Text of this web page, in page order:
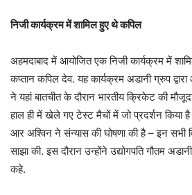
निजी कार्यक्रम में शामिल हुए थे कपिल
अहमदाबाद में आयोजित एक निजी कार्यक्रम में
कप्तान कपिल देव. यह कार्यक्रम अडानी ग्रुप
ने यहां बातचीत के दौरान भारतीय क्रिकेट की मौजूदा
हाल ही में खेले गए टेस्ट मैचों में जो प्रदर्शन किया
आर अश्विन ने संन्यास की घोषणा की है – इन सभी
साझा की. इस दौरान उन्होंने उद्योगपति गौतम
कहे.